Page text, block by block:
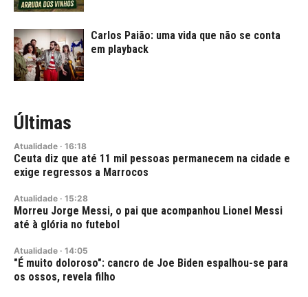
Carlos Paião: uma vida que não se conta
em playback
Últimas
Atualidade · 16:18
Ceuta diz que até 11 mil pessoas permanecem na cidade e
exige regressos a Marrocos
Atualidade · 15:28
Morreu Jorge Messi, o pai que acompanhou Lionel Messi
até à glória no futebol
Atualidade · 14:05
"É muito doloroso": cancro de Joe Biden espalhou-se para
os ossos, revela filho